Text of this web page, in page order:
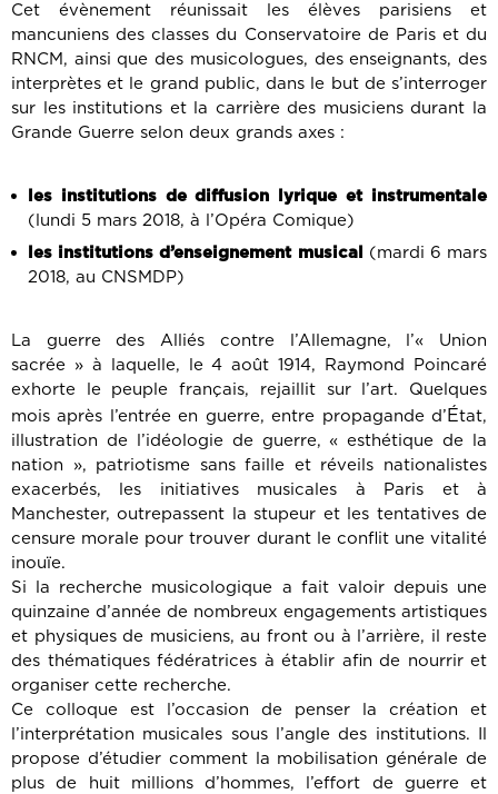
Cet évènement réunissait les élèves parisiens et
mancuniens des classes du Conservatoire de Paris et du
RNCM, ainsi que des musicologues, des enseignants, des
interprètes et le grand public, dans le but de s’interroger
sur les institutions et la carrière des musiciens durant la
Grande Guerre selon deux grands axes :
les institutions de diffusion lyrique et instrumentale
(lundi 5 mars 2018, à l’Opéra Comique)
les institutions d’enseignement musical
(mardi 6 mars
2018, au CNSMDP)
La guerre des Alliés contre l’Allemagne, l’« Union
sacrée » à laquelle, le 4 août 1914, Raymond Poincaré
exhorte le peuple français, rejaillit sur l’art. Quelques
mois après l’entrée en guerre, entre propagande d’ État,
illustration de l’idéologie de guerre, « esthétique de la
nation », patriotisme sans faille et réveils nationalistes
exacerbés, les initiatives musicales à Paris et à
Manchester, outrepassent la stupeur et les tentatives de
censure morale pour trouver durant le conflit une vitalité
inouïe.
Si la recherche musicologique a fait valoir depuis une
quinzaine d’année de nombreux engagements artistiques
et physiques de musiciens, au front ou à l’arrière, il reste
des thématiques fédératrices à établir afin de nourrir et
organiser cette recherche.
Ce colloque est l’occasion de penser la création et
l’interprétation musicales sous l’angle des institutions. Il
propose d’étudier comment la mobilisation générale de
plus de huit millions d’hommes, l’effort de guerre et